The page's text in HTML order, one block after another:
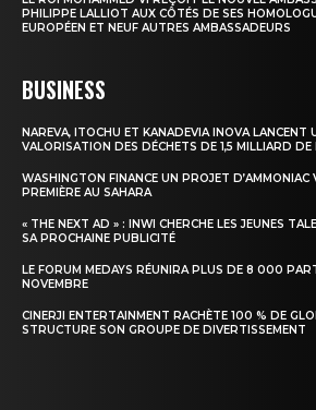
PHILIPPE LALLIOT AUX CÔTÉS DE SES
EUROPÉEN ET NEUF AUTRES AMBASSADEURS
BUSINESS
NAREVA, ITOCHU ET KANADEVIA INOVA LANCENT
VALORISATION DES DÉCHETS DE 1,5 MILLIARD
WASHINGTON FINANCE UN PROJET D’AMMONIAC
PREMIÈRE AU SAHARA
« THE NEXT AD » : INWI CHERCHE LES JEUNES
SA PROCHAINE PUBLICITÉ
LE FORUM MEDAYS RÉUNIRA PLUS DE 8 000
NOVEMBRE
CINERJI ENTERTAINMENT RACHÈTE 100 % DE
STRUCTURE SON GROUPE DE DIVERTISSEMENT